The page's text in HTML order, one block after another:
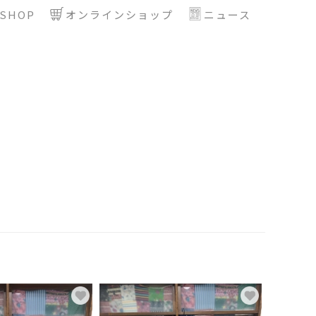
SHOP オンラインショップ ニュース